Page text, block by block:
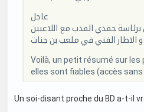
عاجل
حمدي المدب مع اللاعبين
و الاطار الفني في ملعب بن جنات
Voilà, un petit résumé sur les
elles sont fiables (accès sans
Un soi-disant proche du BD a-t-il